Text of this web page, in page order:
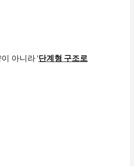
아니라 '단계형 구조로